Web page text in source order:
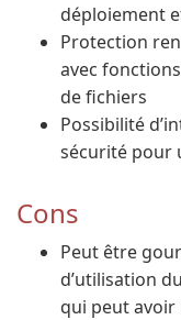
déploiement
Protection
avec
de fichiers
Possibilité
sécurité pour
Cons
Peut être
d’utilisation
qui peut